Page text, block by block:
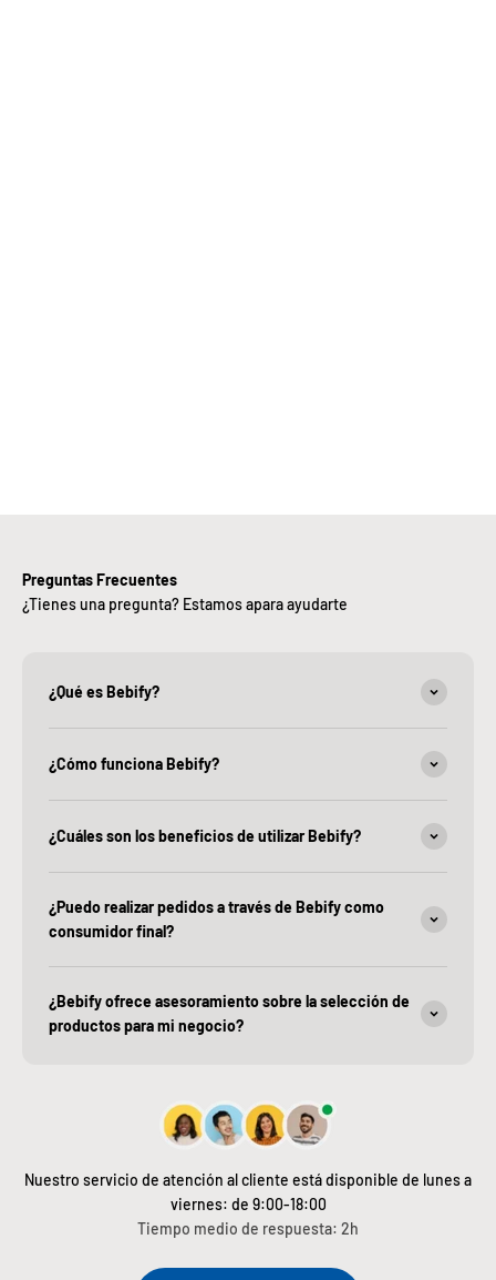
Preguntas Frecuentes
¿Tienes una pregunta? Estamos apara ayudarte
¿Qué es Bebify?
¿Cómo funciona Bebify?
¿Cuáles son los beneficios de utilizar Bebify?
¿Puedo realizar pedidos a través de Bebify como
consumidor final?
¿Bebify ofrece asesoramiento sobre la selección de
productos para mi negocio?
Nuestro servicio de atención al cliente está disponible de lunes a
viernes: de 9:00-18:00
Tiempo medio de respuesta: 2h